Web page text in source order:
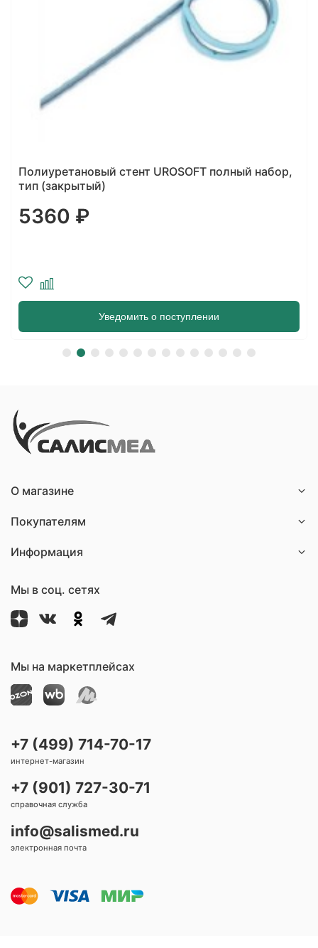
Полиуретановый стент UROSOFT полный набор,
тип (закрытый)
5360 ₽
Уведомить о поступлении
О магазине
Покупателям
Информация
Мы в соц. сетях
Мы на маркетплейсах
+7 (499) 714-70-17
интернет-магазин
+7 (901) 727-30-71
справочная служба
info@salismed.ru
электронная почта